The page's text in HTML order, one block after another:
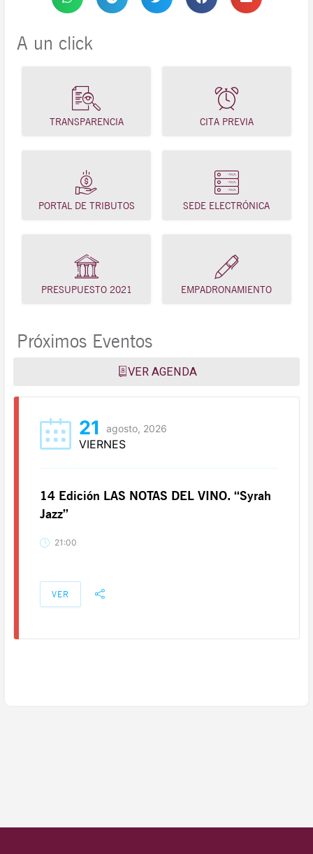
A un click
TRANSPARENCIA CITA PREVIA
PORTAL DE TRIBUTOS SEDE ELECTRÓNICA
PRESUPUESTO 2021 EMPADRONAMIENTO
Próximos Eventos
VER AGENDA
21 agosto, 2026
VIERNES
14 Edición LAS NOTAS DEL VINO. “Syrah
Jazz”
21:00
VER